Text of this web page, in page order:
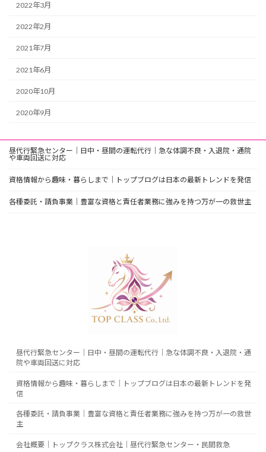
2022年3月
2022年2月
2021年7月
2021年6月
2020年10月
2020年9月
昼代行緊急センター｜日中・昼間の運転代行｜急な体調不良・入退院・通院
や車両回送に対応
資格情報から趣味・暮らしまで｜トップブログは日本の最新トレンドを発信
各種委託・請負事業｜豊富な資格と責任者業務に強みを持つ万が一の救世主
昼代行緊急センター｜日中・昼間の運転代行｜急な体調不良・入退院・通
院や車両回送に対応
資格情報から趣味・暮らしまで｜トップブログは日本の最新トレンドを発
信
各種委託・請負事業｜豊富な資格と責任者業務に強みを持つ万が一の救世
主
会社概要｜トップクラス株式会社｜昼代行緊急センター・民間救急